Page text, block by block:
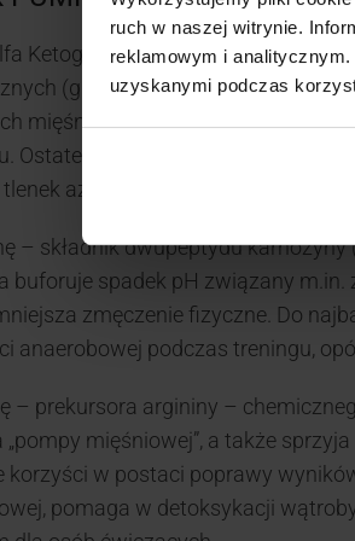
ruch w naszej witrynie.
reklamowym i
uzyskanymi podczas
Ketoglutaran Argininy –
(glukozy), budulcowych
mięśni, co w czasie treningu
Ostatecznym efektem jest
azotu nasila m.in. procesy
– składnik dwupeptydu
buforuje spadek pH związany
zmęczenie fizyczne. Do
anaerobowej podczas treningu,
– prekursora argininy –
„pompy mięśniowej”, a także
korzyści w postaci poprawy
pomaga w detoksykacji